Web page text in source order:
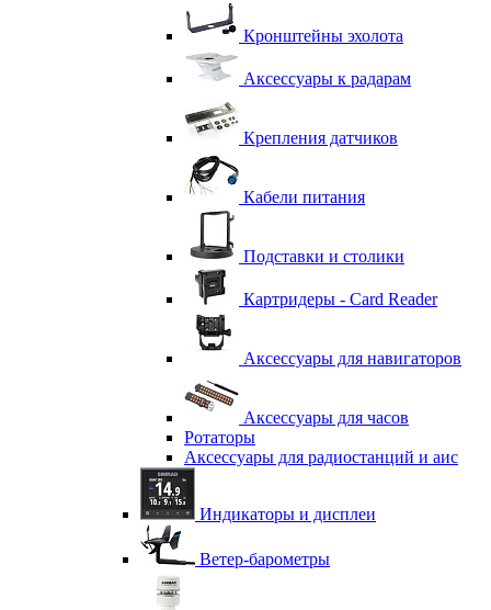
Кронштейны эхолота
Аксессуары к радарам
Крепления датчиков
Кабели питания
Подставки и столики
Картридеры - Card Reader
Аксессуары для навигаторов
Аксессуары для часов
Ротаторы
Аксессуары для радиостанций и аис
Индикаторы и дисплеи
Ветер-барометры